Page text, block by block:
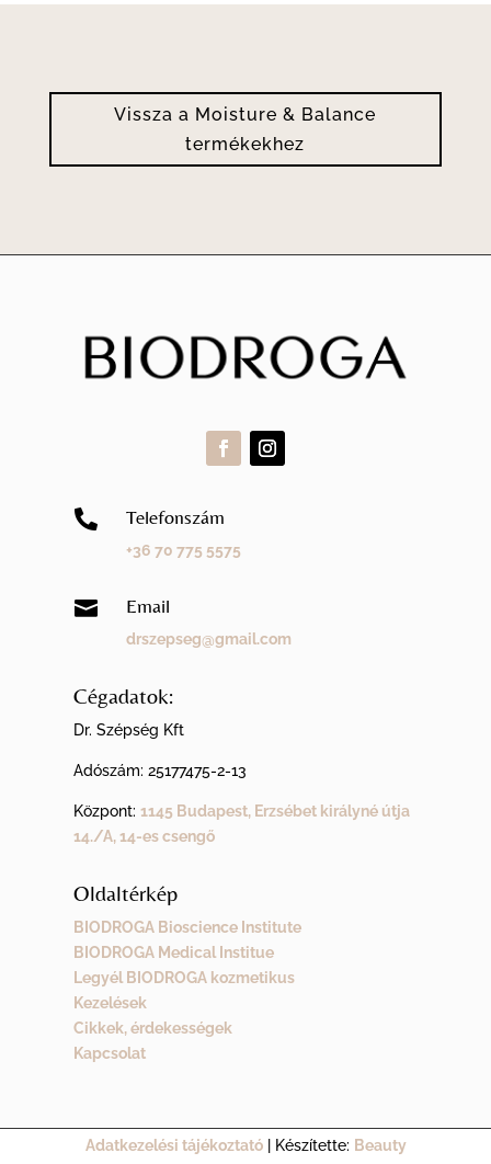
Vissza a Moisture & Balance
termékekhez
 Telefonszám
+36 70 775 5575
 Email
drszepseg@gmail.com
Cégadatok:
Dr. Szépség Kft
Adószám:25177475-2-13
Központ:1145 Budapest, Erzsébet királyné útja
14./A, 14-es csengő
Oldaltérkép
BIODROGA Bioscience Institute
BIODROGA Medical Institue
Legyél BIODROGA kozmetikus
Kezelések
Cikkek, érdekességek
Kapcsolat
Adatkezelési tájékoztató| Készítette: Beauty